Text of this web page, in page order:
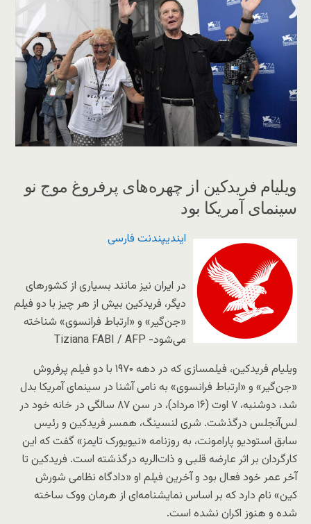
ویلیام فریدکین از چهره‌های پرفروغ موج نو
سینمای آمریکا بود
ایندیپندنت فارسی
در ایران نیز مانند بسیاری از کشورهای
دیگر، فریدکین بیش از هر چیز با دو فیلم
«جن‌گیر» و «ارتباط فرانسوی» شناخته
می‌شود- Tiziana FABI / AFP
ویلیام فریدکین، فیلمسازی که در دهه ۱۹۷۰ با دو فیلم پرفروش
«جن‌گیر» و «ارتباط فرانسوی» به نامی آشنا در سینمای آمریکا بدل
شد، دوشنبه، ۷ اوت (۱۶ مرداد)، در سن ۸۷ سالگی در خانه خود در
لس‌آنجلس درگذشت. شری لنسینگ، همسر فریدکین و رئیس
سابق استودیو پارامونت، به روزنامه «نیویورک تایمز» گفت که این
کارگردان بر اثر عارضه قلبی و ذات‌الریه درگذشته است. فریدکین تا
آخر عمر خود فعال بود و آخرین فیلم او «دادگاه نظامی شورش
کین» نام دارد که بر اساس نمایشنامه‌ای از هرمان ووک ساخته
شده و هنوز اکران نشده است.